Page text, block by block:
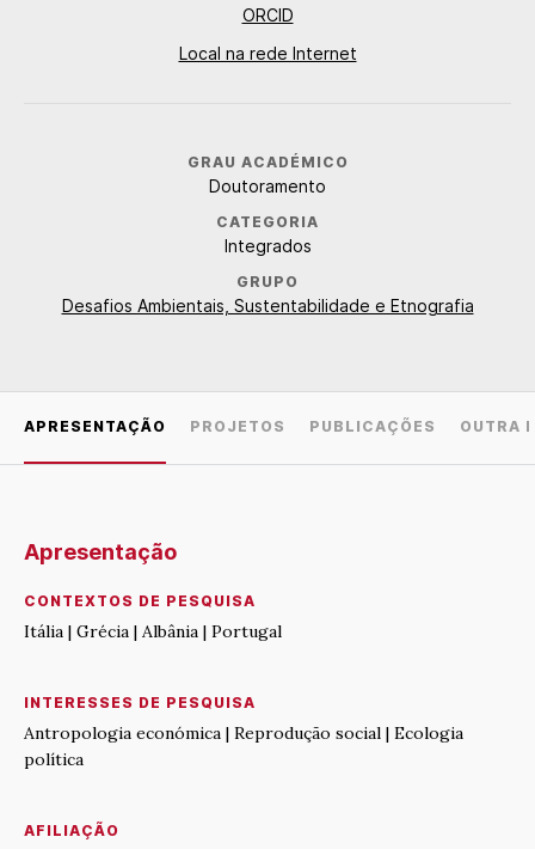
ORCID
Local na rede Internet
GRAU ACADÉMICO
Doutoramento
CATEGORIA
Integrados
GRUPO
Desafios Ambientais, Sustentabilidade e Etnografia
APRESENTAÇÃO PROJETOS PUBLICAÇÕES OUTRA
Apresentação
CONTEXTOS DE PESQUISA
Itália | Grécia | Albânia | Portugal
INTERESSES DE PESQUISA
Antropologia económica | Reprodução social | Ecologia
política
AFILIAÇÃO